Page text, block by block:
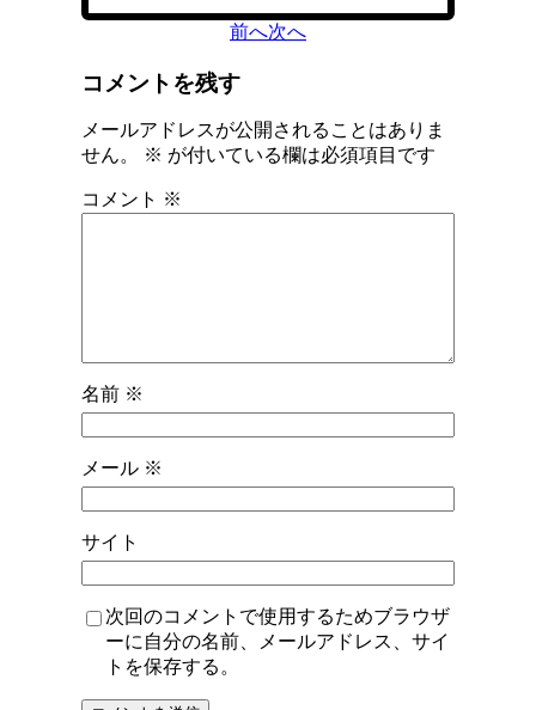
前へ次へ
コメントを残す
メールアドレスが公開されることはありま
せん。
※ が付いている欄は必須項目です
コメント ※
名前 ※
メール ※
サイト
次回のコメントで使用するためブラウザ
ーに自分の名前、メールアドレス、サイ
トを保存する。